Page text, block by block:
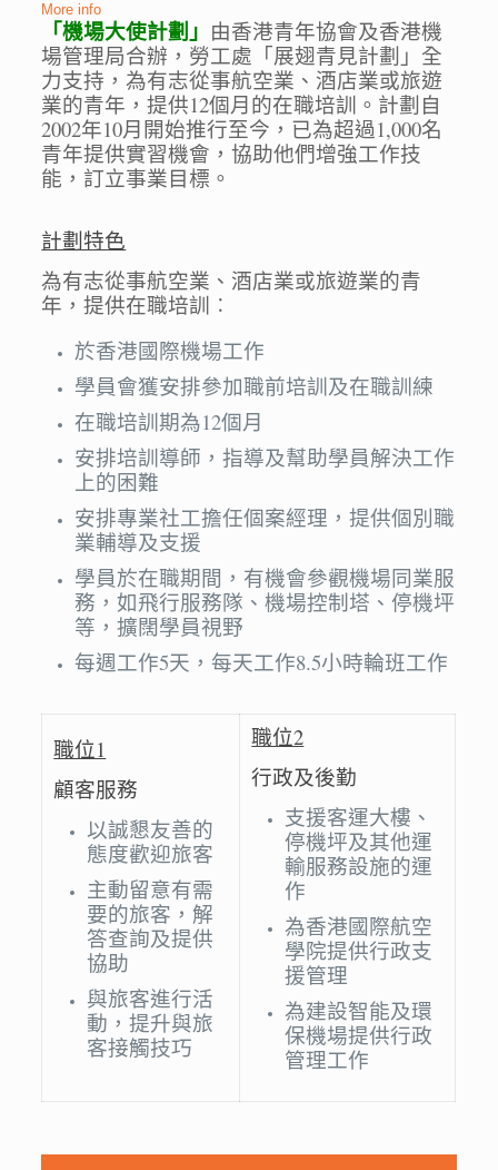
More info
「機場大使計劃」 由香港青年協會及香港機
場管理局合辦，勞工處「展翅青見計劃」全
力支持，為有志從事航空業、酒店業或旅遊
業的青年，提供12個月的在職培訓。計劃自
2002年10月開始推行至今，已為超過1,000名
青年提供實習機會，協助他們增強工作技
能，訂立事業目標。
計劃特色
為有志從事航空業、酒店業或旅遊業的青
年，提供在職培訓︰
於香港國際機場工作
學員會獲安排參加職前培訓及在職訓練
在職培訓期為12個月
安排培訓導師，指導及幫助學員解決工作
上的困難
安排專業社工擔任個案經理，提供個別職
業輔導及支援
學員於在職期間，有機會參觀機場同業服
務，如飛行服務隊、機場控制塔、停機坪
等，擴闊學員視野
每週工作5天，每天工作8.5小時輪班工作
職位1
顧客服務
以誠懇友善的
態度歡迎旅客
主動留意有需
要的旅客，解
答查詢及提供
協助
與旅客進行活
動，提升與旅
客接觸技巧
職位2
行政及後勤
支援客運大樓、
停機坪及其他運
輸服務設施的運
作
為香港國際航空
學院提供行政支
援管理
為建設智能及環
保機場提供行政
管理工作